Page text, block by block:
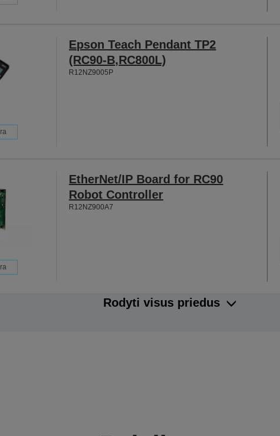
Epson Teach Pendant TP2
(RC90-B,RC800L)
R12NZ9005P
EtherNet/IP Board for RC90
Robot Controller
R12NZ900A7
Rodyti visus priedus